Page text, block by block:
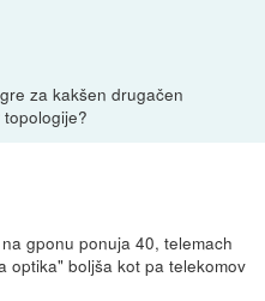
za kakšen drugačen
gponu ponuja 40, telemach
optika" boljša kot pa telekomov